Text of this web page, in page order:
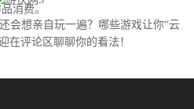
消费。
想亲自玩一遍？哪些游戏让你“云
在评论区聊聊你的看法！